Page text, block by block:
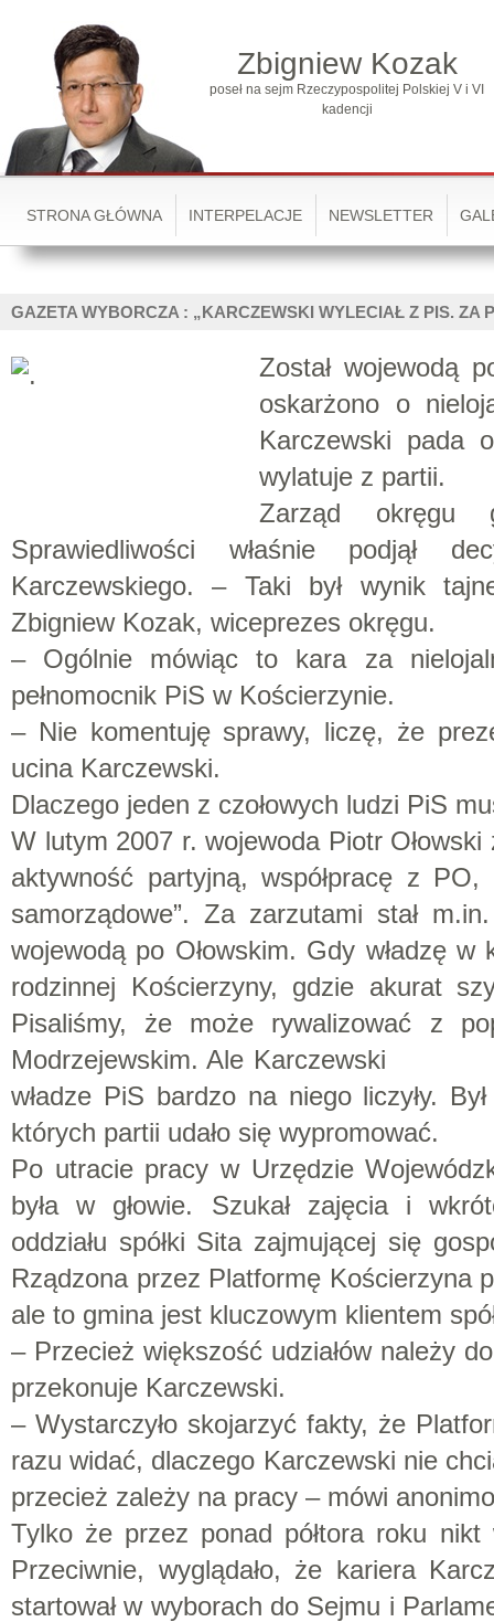
Zbigniew Kozak
poseł na sejm Rzeczypospolitej Polskiej V i VI
kadencji
STRONA GŁÓWNA INTERPELACJE NEWSLETTER
GAZETA WYBORCZA : „KARCZEWSKI WYLECIAŁ Z PIS. ZA
Został wojewodą
oskarżono o
Karczewski pada
wylatuje z partii.
Zarząd okręgu
Sprawiedliwości właśnie podjął
Karczewskiego. – Taki był wynik
Zbigniew Kozak, wiceprezes okręgu.
– Ogólnie mówiąc to kara za
pełnomocnik PiS w Kościerzynie.
– Nie komentuję sprawy, liczę, że
ucina Karczewski.
Dlaczego jeden z czołowych ludzi PiS
W lutym 2007 r. wojewoda Piotr Ołowski
aktywność partyjną, współpracę z
samorządowe”. Za zarzutami stał
wojewodą po Ołowskim. Gdy władzę w
rodzinnej Kościerzyny, gdzie akurat
Pisaliśmy, że może rywalizować z
Modrzejewskim. Ale Karczewski w
władze PiS bardzo na niego liczyły.
których partii udało się wypromować.
Po utracie pracy w Urzędzie
była w głowie. Szukał zajęcia i
oddziału spółki Sita zajmującej się
Rządzona przez Platformę Kościerzyna
ale to gmina jest kluczowym klientem
– Przecież większość udziałów należy
przekonuje Karczewski.
– Wystarczyło skojarzyć fakty, że
razu widać, dlaczego Karczewski nie
przecież zależy na pracy – mówi
Tylko że przez ponad półtora roku
Przeciwnie, wyglądało, że kariera
startował w wyborach do Sejmu i